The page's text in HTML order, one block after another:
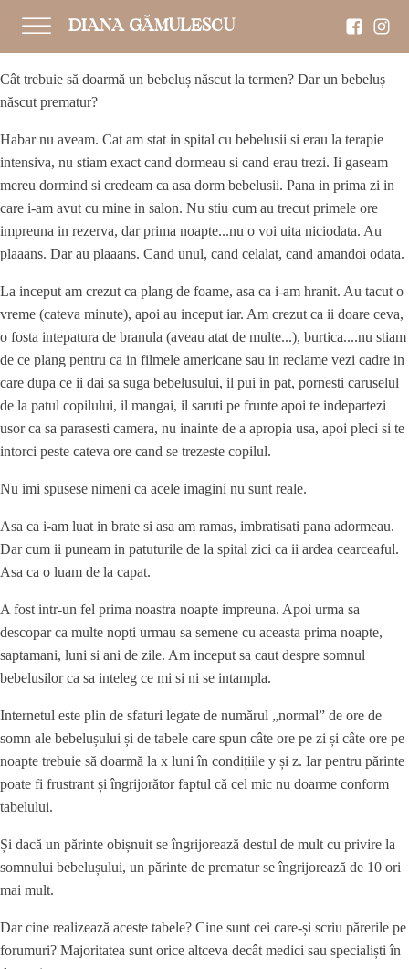
DIANA GĂMULESCU
Cât trebuie să doarmă un bebeluș născut la termen? Dar un bebeluș
născut prematur?
Habar nu aveam. Cat am stat in spital cu bebelusii si erau la terapie
intensiva, nu stiam exact cand dormeau si cand erau trezi. Ii gaseam
mereu dormind si credeam ca asa dorm bebelusii. Pana in prima zi in
care i-am avut cu mine in salon. Nu stiu cum au trecut primele ore
impreuna in rezerva, dar prima noapte...nu o voi uita niciodata. Au
plaaans. Dar au plaaans. Cand unul, cand celalat, cand amandoi odata.
La inceput am crezut ca plang de foame, asa ca i-am hranit. Au tacut o
vreme (cateva minute), apoi au inceput iar. Am crezut ca ii doare ceva,
o fosta intepatura de branula (aveau atat de multe...), burtica....nu stiam
de ce plang pentru ca in filmele americane sau in reclame vezi cadre in
care dupa ce ii dai sa suga bebelusului, il pui in pat, pornesti caruselul
de la patul copilului, il mangai, il saruti pe frunte apoi te indepartezi
usor ca sa parasesti camera, nu inainte de a apropia usa, apoi pleci si te
intorci peste cateva ore cand se trezeste copilul.
Nu imi spusese nimeni ca acele imagini nu sunt reale.
Asa ca i-am luat in brate si asa am ramas, imbratisati pana adormeau.
Dar cum ii puneam in patuturile de la spital zici ca ii ardea cearceaful.
Asa ca o luam de la capat.
A fost intr-un fel prima noastra noapte impreuna. Apoi urma sa
descopar ca multe nopti urmau sa semene cu aceasta prima noapte,
saptamani, luni si ani de zile. Am inceput sa caut despre somnul
bebelusilor ca sa inteleg ce mi si ni se intampla.
Internetul este plin de sfaturi legate de numărul „normal” de ore de
somn ale bebelușului și de tabele care spun câte ore pe zi și câte ore pe
noapte trebuie să doarmă la x luni în condițiile y și z. Iar pentru părinte
poate fi frustrant și îngrijorător faptul că cel mic nu doarme conform
tabelului.
Și dacă un părinte obișnuit se îngrijorează destul de mult cu privire la
somnului bebelușului, un părinte de prematur se îngrijorează de 10 ori
mai mult.
Dar cine realizează aceste tabele? Cine sunt cei care-și scriu părerile pe
forumuri? Majoritatea sunt orice altceva decât medici sau specialiști în